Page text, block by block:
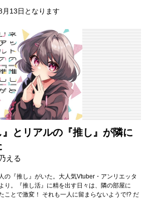
月13日となります
とリアルの『推し』が隣に
える
の『推し』がいた。大人気Vtuber・アンリエッタ
り。『推し活』に精を出す日々は、隣の部屋に
ことで激変！ それも一人に留まらないようで!? だ